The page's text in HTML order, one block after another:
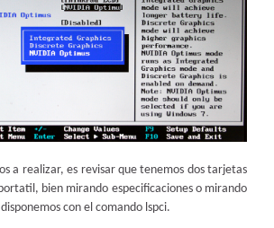
a realizar, es revisar que tenemos dos tarjetas
bien mirando especificaciones o mirando
con el comando lspci.